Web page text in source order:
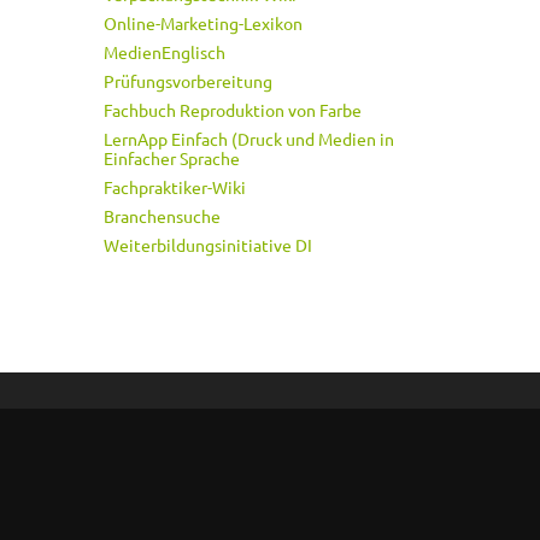
Online-Marketing-Lexikon
MedienEnglisch
Prüfungsvorbereitung
Fachbuch Reproduktion von Farbe
LernApp Einfach (Druck und Medien in
Einfacher Sprache
Fachpraktiker-Wiki
Branchensuche
Weiterbildungsinitiative DI